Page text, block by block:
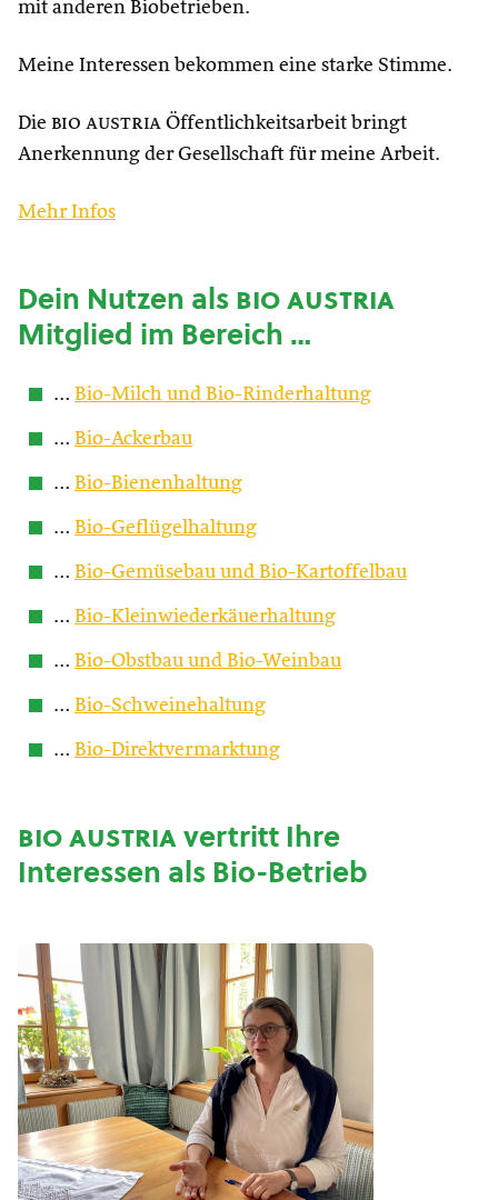
mit anderen Biobetrieben.
Meine Interessen bekommen eine starke Stimme.
Die bio austria Öffentlichkeitsarbeit bringt
Anerkennung der Gesellschaft für meine Arbeit.
Mehr Infos
Dein Nutzen alsbio austria
Mitglied im Bereich …
… Bio-Milch und Bio-Rinderhaltung
… Bio-Ackerbau
… Bio-Bienenhaltung
… Bio-Geflügelhaltung
… Bio-Gemüsebau und Bio-Kartoffelbau
… Bio-Kleinwiederkäuerhaltung
… Bio-Obstbau und Bio-Weinbau
… Bio-Schweinehaltung
… Bio-Direktvermarktung
bio austriavertritt Ihre
Interessen als Bio-Betrieb